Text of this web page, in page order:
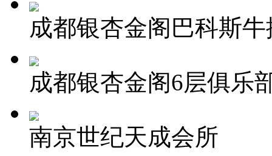
成都银杏金阁巴科斯
成都银杏金阁6层俱乐
南京世纪天成会所